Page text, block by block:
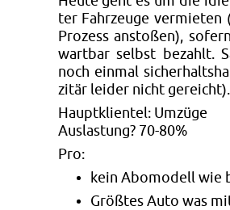
ter Fahr­zeu­ge ver­mie­ten
Pro­zess an­sto­ßen),
wart­bar selbst be­zahlt.
noch ein­mal
zi­tär lei­der nicht
Haupt­kli­en­tel: Um­zü­ge
Aus­las­tung? 70-80%
Pro:
kein Abo­mo­dell wie
Größ­tes Auto was